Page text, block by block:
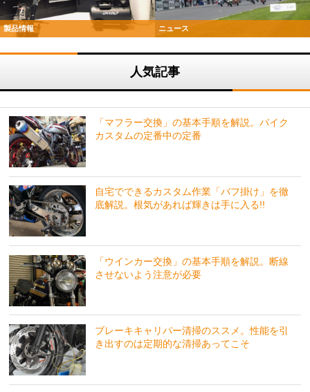
製品情報 ニュース
人気記事
「マフラー交換」の基本手順を解説。バイク
カスタムの定番中の定番
自宅でできるカスタム作業「バフ掛け」を徹
底解説。根気があれば輝きは手に入る!!
「ウインカー交換」の基本手順を解説。断線
させないよう注意が必要
ブレーキキャリパー清掃のススメ。性能を引
き出すのは定期的な清掃あってこそ